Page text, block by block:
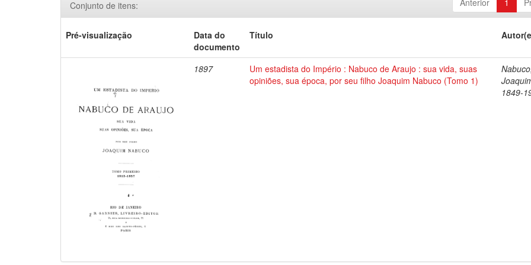
Anterior 1
Conjunto de itens:
Pré-visualização
Data do
documento
Título
1897
Um estadista do Império : Nabuco de Araujo : sua vida, suas
opiniões, sua época, por seu filho Joaquim Nabuco (Tomo 1)
Nabuco,
1849-